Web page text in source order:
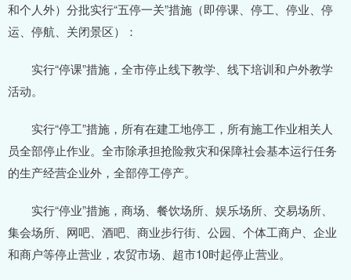
和个人外）分批实行“五停一关”措施（即停课、停工、停业、停
运、停航、关闭景区）：
实行“停课”措施，全市停止线下教学、线下培训和户外教学
活动。
实行“停工”措施，所有在建工地停工，所有施工作业相关人
员全部停止作业。全市除承担抢险救灾和保障社会基本运行任务
的生产经营企业外，全部停工停产。
实行“停业”措施，商场、餐饮场所、娱乐场所、交易场所、
集会场所、网吧、酒吧、商业步行街、公园、个体工商户、企业
和商户等停止营业，农贸市场、超市10时起停止营业。